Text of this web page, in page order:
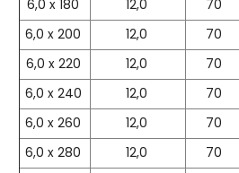
6,0 x 180
12,0 70
6,0 x 200
12,0 70
6,0 x 220
12,0 70
6,0 x 240
12,0 70
6,0 x 260
12,0 70
6,0 x 280
12,0 70